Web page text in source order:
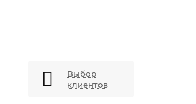
Выбор
клиентов